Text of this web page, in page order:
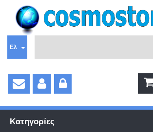
Ελ
Κατηγορίες